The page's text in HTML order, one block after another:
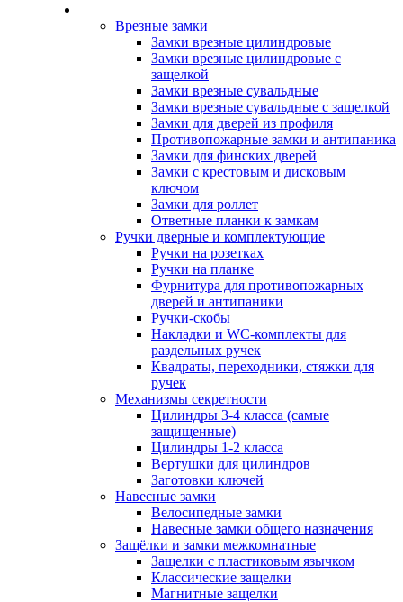
Врезные замки
Замки врезные цилиндровые
Замки врезные цилиндровые с
защелкой
Замки врезные сувальдные
Замки врезные сувальдные с защелкой
Замки для дверей из профиля
Противопожарные замки и антипаника
Замки для финских дверей
Замки с крестовым и дисковым
ключом
Замки для роллет
Ответные планки к замкам
Ручки дверные и комплектующие
Ручки на розетках
Ручки на планке
Фурнитура для противопожарных
дверей и антипаники
Ручки-скобы
Накладки и WC-комплекты для
раздельных ручек
Квадраты, переходники, стяжки для
ручек
Механизмы секретности
Цилиндры 3-4 класса (самые
защищенные)
Цилиндры 1-2 класса
Вертушки для цилиндров
Заготовки ключей
Навесные замки
Велосипедные замки
Навесные замки общего назначения
Защёлки и замки межкомнатные
Защелки с пластиковым язычком
Классические защелки
Магнитные защелки